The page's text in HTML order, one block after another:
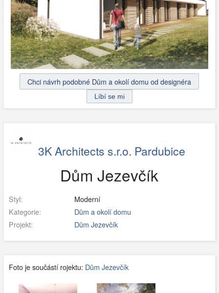
Chci návrh podobné Dům a okolí domu od designéra
3K Architects s.r.o. Pardubice
Dům Jezevčík
Styl:
Moderní
Kategorie:
Dům a okolí domu
Projekt:
Dům Jezevčík
Foto je součástí rojektu: Dům Jezevčík